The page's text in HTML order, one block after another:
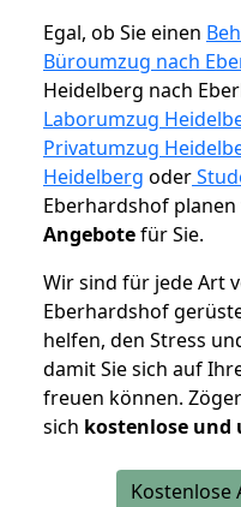
Egal, ob Sie einen
Büroumzug nach
Heidelberg nach
Laborumzug
Privatumzug
Heidelberg oder
Eberhardshof planen
Angebotefür Sie.
Wir sind für jede Art
Eberhardshof
helfen, den Stress
damit Sie sich auf
freuen können.
sich kostenlose und
Kostenlose